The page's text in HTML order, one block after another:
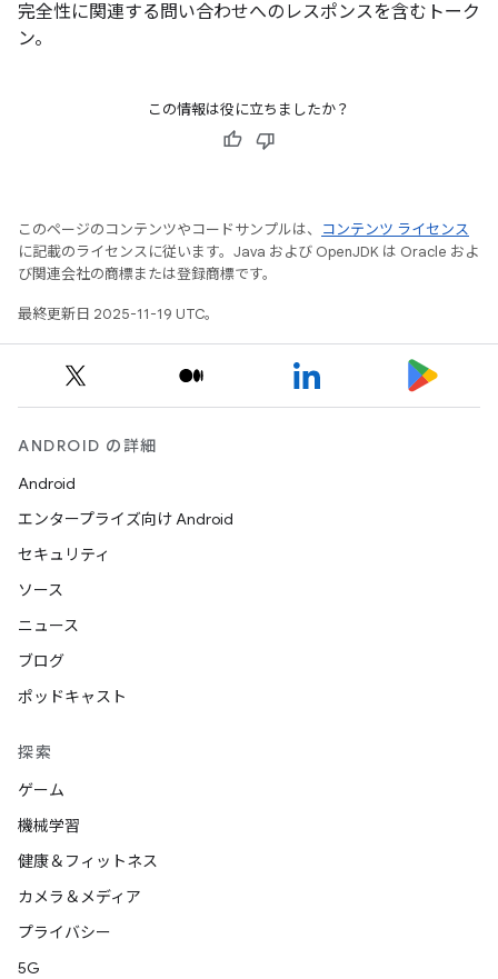
完全性に関連する問い合わせへのレスポンスを含むトーク
ン。
この情報は役に立ちましたか？
このページのコンテンツやコードサンプルは、
コンテンツ ライセンス
に記載のライセンスに従います。Java および OpenJDK は Oracle およ
び関連会社の商標または登録商標です。
最終更新日 2025-11-19 UTC。
ANDROID の詳細
Android
エンタープライズ向け Android
セキュリティ
ソース
ニュース
ブログ
ポッドキャスト
探索
ゲーム
機械学習
健康＆フィットネス
カメラ＆メディア
プライバシー
5G